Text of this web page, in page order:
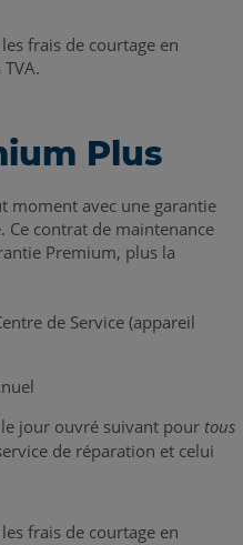
frais de courtage en
Plus
moment avec une garantie
contrat de maintenance
Premium, plus la
de Service (appareil
jour ouvré suivant pour tous
de réparation et celui
frais de courtage en